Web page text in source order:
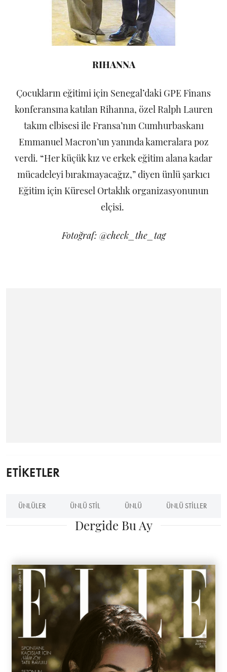
RIHANNA
Çocukların eğitimi için Senegal’daki GPE Finans
konferansına katılan Rihanna, özel Ralph Lauren
takım elbisesi ile Fransa’nın Cumhurbaskanı
Emmanuel Macron’un yanında kameralara poz
verdi. “Her küçük kız ve erkek eğitim alana kadar
mücadeleyi bırakmayacağız,” diyen ünlü şarkıcı
Eğitim için Küresel Ortaklık organizasyonunun
elçisi.
Fotoğraf: @check_the_tag
ETİKETLER
ÜNLÜLER ÜNLÜ STIL ÜNLÜ ÜNLÜ STILLER
Dergide Bu Ay